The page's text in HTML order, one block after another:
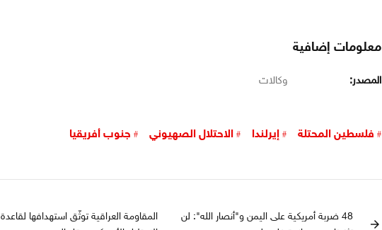
معلومات إضافية
المصدر: وكالات
فلسطين المحتلة إيرلندا الاحتلال الصهيوني جنوب أفريقيا
arrow_forward
48 ضربة أمريكية على اليمن و"أنصار الله": لن
المقاومة العراقية توثّق استهدافها لقاعدة